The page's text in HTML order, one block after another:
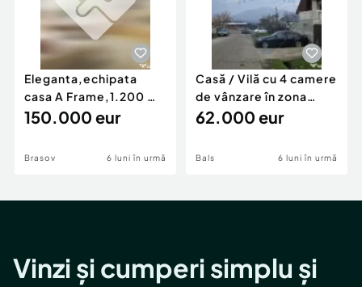
Eleganta,echipata
casa A Frame,1.200 mp
teren,deschidere Pia
150.000 eur
Brasov 6 luni în urmă
Casă / Vilă cu 4 camere
de vânzare în zona
Periferie
62.000 eur
Bals 6 luni în urmă
Vinzi și cumperi simplu și